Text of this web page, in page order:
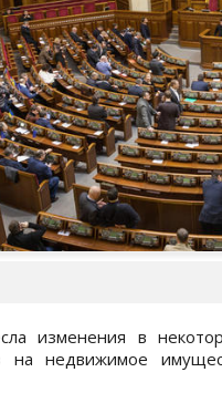
изменения в
на недвижимое